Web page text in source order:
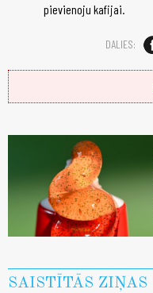
pievienoju kafijai.
DALIES:
SAISTĪTĀS ZIŅAS